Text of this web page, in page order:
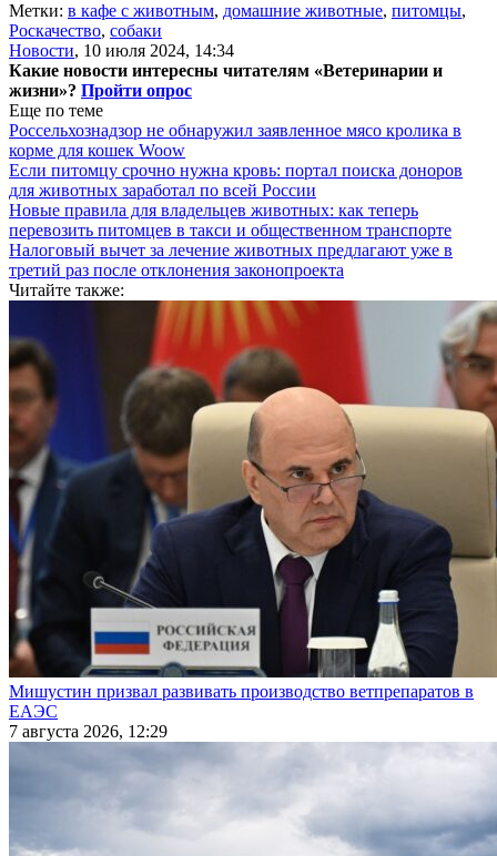
Метки: в кафе с животным, домашние животные, питомцы,
Роскачество, собаки
Новости, 10 июля 2024, 14:34
Какие новости интересны читателям «Ветеринарии и
жизни»? Пройти опрос
Еще по теме
Россельхознадзор не обнаружил заявленное мясо кролика в
корме для кошек Woow
Если питомцу срочно нужна кровь: портал поиска доноров
для животных заработал по всей России
Новые правила для владельцев животных: как теперь
перевозить питомцев в такси и общественном транспорте
Налоговый вычет за лечение животных предлагают уже в
третий раз после отклонения законопроекта
Читайте также:
Мишустин призвал развивать производство ветпрепаратов в
ЕАЭС
7 августа 2026, 12:29